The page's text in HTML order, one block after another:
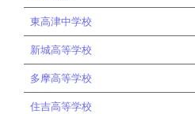
東高津中学校
新城高等学校
多摩高等学校
住吉高等学校